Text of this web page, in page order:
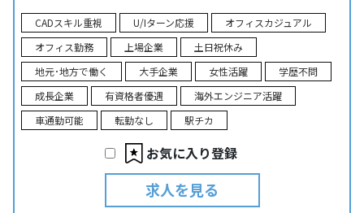
CADスキル重視 U/Iターン応援
オフィスカジュアル
オフィス勤務
上場企業
土日祝休み
地元･地方で働く
大手企業 女性活躍
学歴不問
成長企業
有資格者優遇
海外エンジニア活躍
車通勤可能
転勤なし 駅チカ
お気に入り登録
求人を見る